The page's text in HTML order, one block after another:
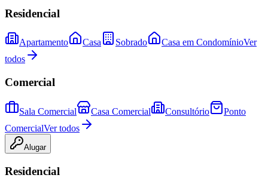
Residencial
Apartamento Casa Sobrado Casa em CondomínioVer
todos
Comercial
Sala Comercial Casa Comercial Consultório
Ponto
ComercialVer todos
Alugar
Residencial